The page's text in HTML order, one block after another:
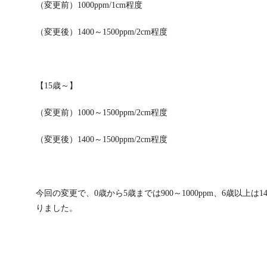
（変更前）1000ppm/1cm程度
（変更後）1400～1500ppm/2cm程度
【15歳～】
（変更前）1000～1500ppm/2cm程度
（変更後）1400～1500ppm/2cm程度
今回の変更で、0歳から5歳までは900～1000ppm、6歳以上は
りました。